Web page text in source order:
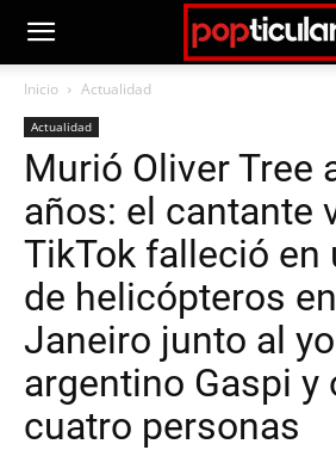
Inicio Actualidad
Actualidad
Murió Oliver Tree
años: el cantante
TikTok falleció en
de helicópteros
Janeiro junto al
argentino Gaspi y
cuatro personas